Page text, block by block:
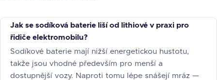
Jak se sodíková baterie liší od lithiové v praxi pro
řidiče elektromobilu?
Sodíkové baterie mají nižší energetickou hustotu,
takže jsou vhodné především pro menší a
dostupnější vozy. Naproti tomu lépe snášejí mráz —